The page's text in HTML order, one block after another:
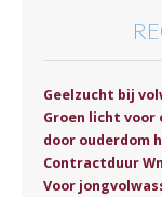
Geelzucht bij
Groen licht
door ouderdom
Contractduur
Voor